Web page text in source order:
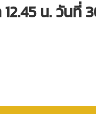
น. วันที่